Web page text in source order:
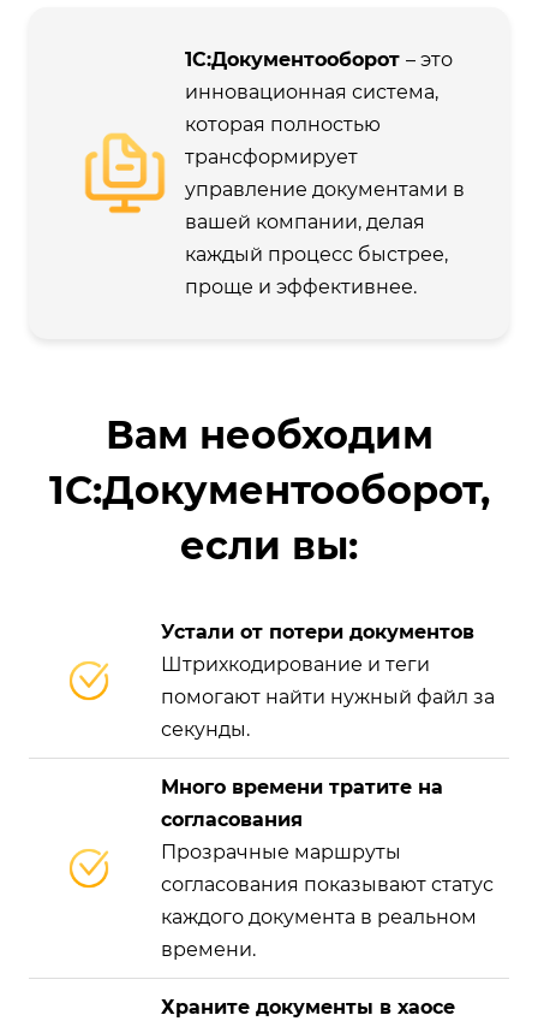
1С:Документооборот – это
инновационная система,
которая полностью
трансформирует
управление документами в
вашей компании, делая
каждый процесс быстрее,
проще и эффективнее.
Вам необходим
1С:Документооборот,
если вы:
Устали от потери документов
Штрихкодирование и теги
помогают найти нужный файл за
секунды.
Много времени тратите на
согласования
Прозрачные маршруты
согласования показывают статус
каждого документа в реальном
времени.
Храните документы в хаосе